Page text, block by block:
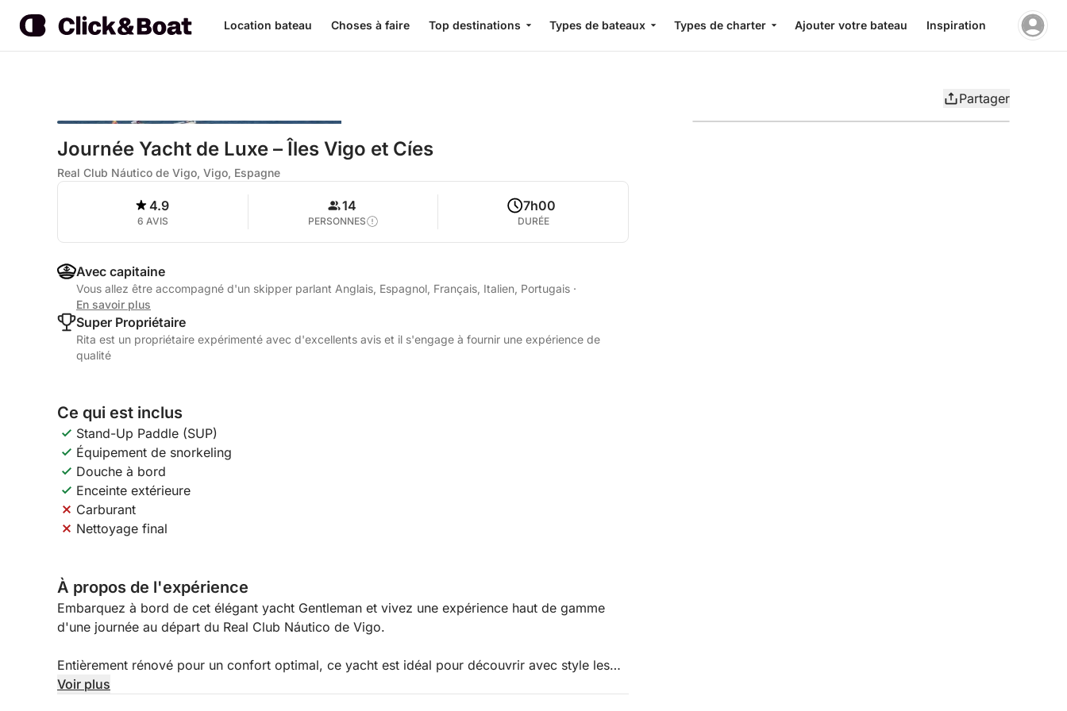
Location bateau Choses à faire Top destinations Types de bateaux Types de charter Ajouter votre bateau Inspiration
Partager
Journée Yacht de Luxe – Îles Vigo et Cíes
Real Club Náutico de Vigo, Vigo, Espagne
4.9
6 AVIS
14
PERSONNES
7h00
DURÉE
Avec capitaine
Vous allez être accompagné d'un skipper parlant Anglais, Espagnol, Français, Italien, Portugais ·
En savoir plus
Super Propriétaire
Rita est un propriétaire expérimenté avec d'excellents avis et il s'engage à fournir une expérience de
qualité
Ce qui est inclus
Stand-Up Paddle (SUP)
Équipement de snorkeling
Douche à bord
Enceinte extérieure
Carburant
Nettoyage final
À propos de l'expérience
Embarquez à bord de cet élégant yacht Gentleman et vivez une expérience haut de gamme
d'une journée au départ du Real Club Náutico de Vigo.
Entièrement rénové pour un confort optimal, ce yacht est idéal pour découvrir avec style les
paysages époustouflants des Rías Baixas. Accompagné d'un équipage professionnel (capitaine
Voir plus